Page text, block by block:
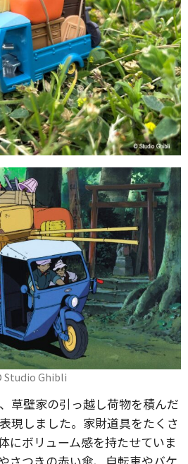
Studio Ghibli
草壁家の引っ越し荷物を積んだ
現しました。家財道具をたくさ
にボリューム感を持たせていま